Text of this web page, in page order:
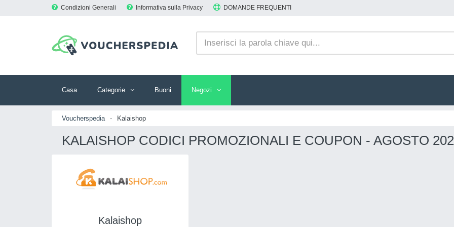
Condizioni Generali Informativa sulla Privacy DOMANDE FREQUENTI
Casa Categorie Buoni Negozi
Voucherspedia - Kalaishop
KALAISHOP CODICI PROMOZIONALI E COUPON - AGOSTO
Kalaishop